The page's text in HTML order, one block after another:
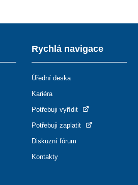
Rychlá navigace
Úřední deska
Kariéra
Potřebuji vyřídit
Potřebuji zaplatit
Diskuzní fórum
Kontakty